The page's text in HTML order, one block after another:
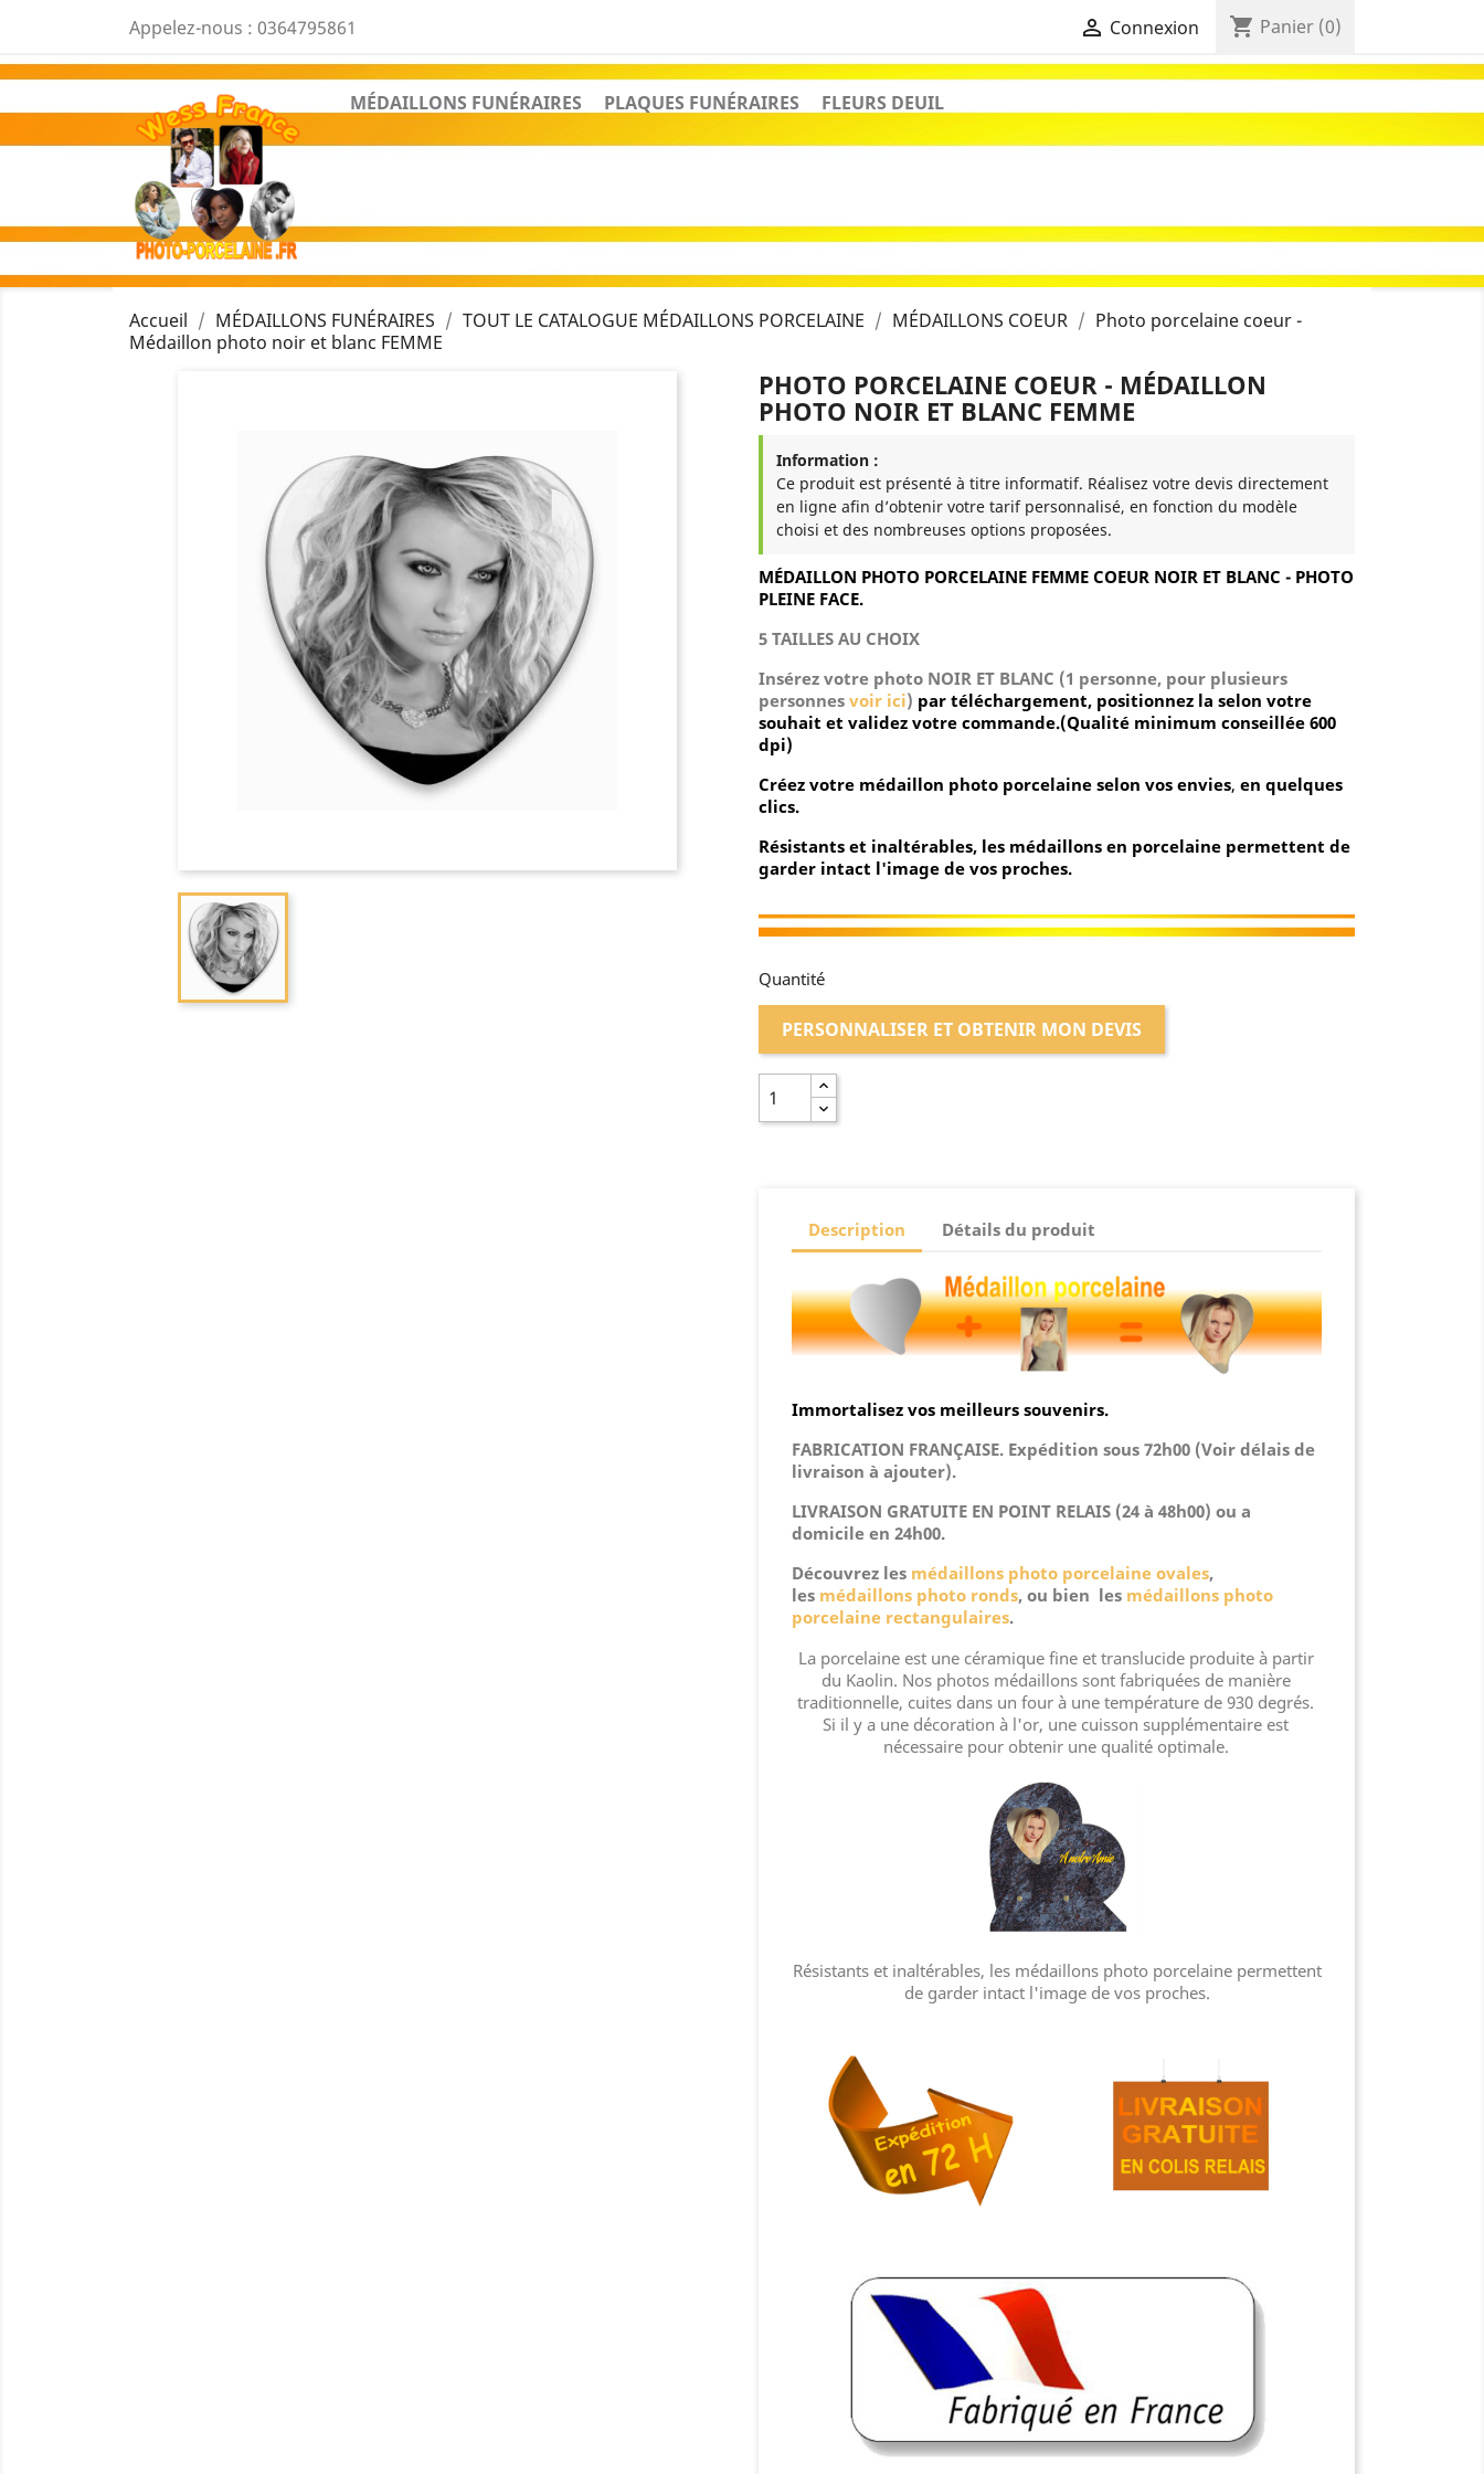
Appelez-nous : 0364795861  Connexion shopping_cart Panier (0)
MÉDAILLONS FUNÉRAIRES PLAQUES FUNÉRAIRES FLEURS DEUIL
Accueil MÉDAILLONS FUNÉRAIRES TOUT LE CATALOGUE MÉDAILLONS PORCELAINE MÉDAILLONS COEUR
Photo porcelaine coeur -
Médaillon photo noir et blanc FEMME
PHOTO PORCELAINE COEUR - MÉDAILLON
PHOTO NOIR ET BLANC FEMME
Information :
Ce produit est présenté à titre informatif. Réalisez votre devis directement
en ligne afin d’obtenir votre tarif personnalisé, en fonction du modèle
choisi et des nombreuses options proposées.
MÉDAILLON PHOTO PORCELAINE FEMME COEUR NOIR ET BLANC - PHOTO
PLEINE FACE.
5 TAILLES AU CHOIX
Insérez votre photo NOIR ET BLANC (1 personne, pour plusieurs
personnes voir ici) par téléchargement, positionnez la selon votre
souhait et validez votre commande.(Qualité minimum conseillée 600
dpi)
Créez votre médaillon photo porcelaine selon vos envies, en quelques
clics.
Résistants et inaltérables, les médaillons en porcelaine permettent de
garder intact l'image de vos proches.
Quantité
PERSONNALISER ET OBTENIR MON DEVIS
Description Détails du produit
Immortalisez vos meilleurs souvenirs.
FABRICATION FRANÇAISE. Expédition sous 72h00 (Voir délais de
livraison à ajouter).
LIVRAISON GRATUITE EN POINT RELAIS (24 à 48h00) ou a
domicile en 24h00.
Découvrez les médaillons photo porcelaine ovales,
les médaillons photo ronds, ou bien les médaillons photo
porcelaine rectangulaires.
La porcelaine est une céramique fine et translucide produite à partir
du Kaolin. Nos photos médaillons sont fabriquées de manière
traditionnelle, cuites dans un four à une température de 930 degrés.
Si il y a une décoration à l'or, une cuisson supplémentaire est
nécessaire pour obtenir une qualité optimale.
Résistants et inaltérables, les médaillons photo porcelaine permettent
de garder intact l'image de vos proches.